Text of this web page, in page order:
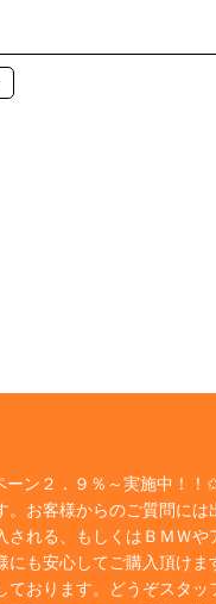
ン２．９％～実施中！
。お客様からのご質問には
される、もしくはＢＭＷ
にも安心してご購入頂けま
ております。どうぞスタッ